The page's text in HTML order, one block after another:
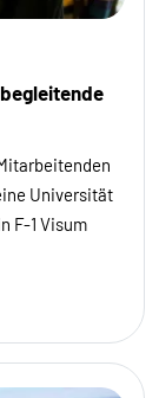
Universität
F-1 Visum